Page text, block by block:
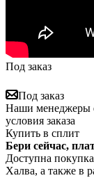
Под заказ
Под заказ
Наши менеджеры
условия заказа
Купить в сплит
Бери сейчас,
Доступна
Халва, а также в